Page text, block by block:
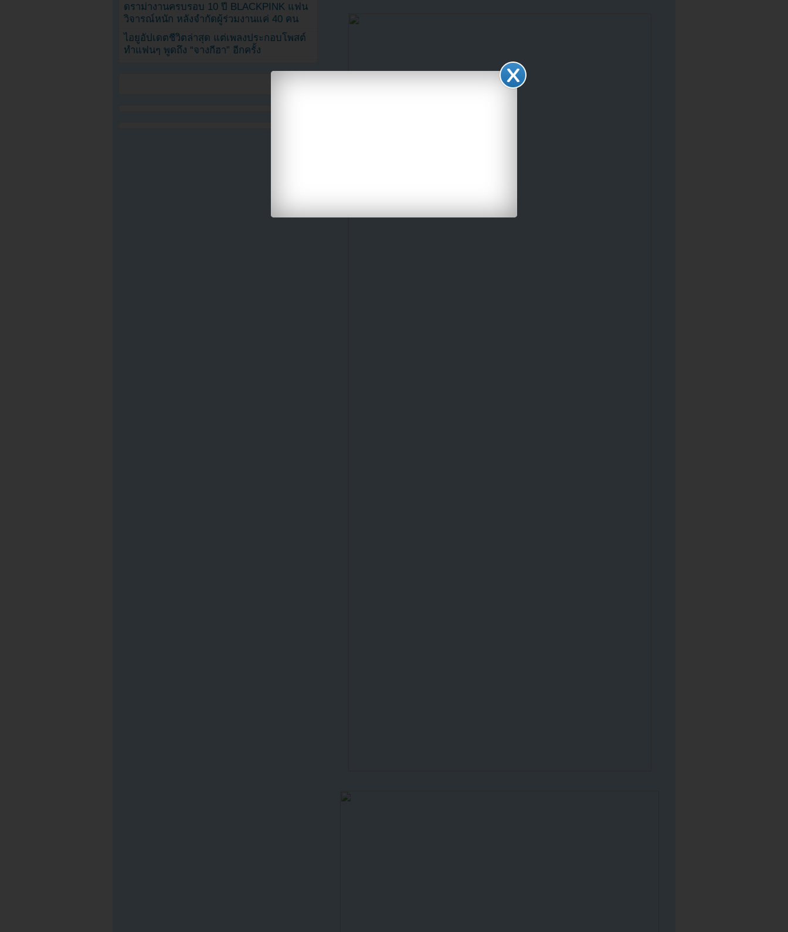
ดราม่างานครบรอบ 10 ปี BLACKPINK แฟน
วิจารณ์หนัก หลังจำกัดผู้ร่วมงานแค่ 40 คน
ไอยูอัปเดตชีวิตล่าสุด แต่เพลงประกอบโพสต์
ทำแฟนๆ พูดถึง “จางกีฮา” อีกครั้ง